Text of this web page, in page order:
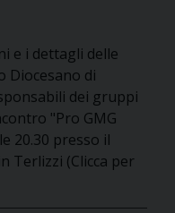
e i dettagli delle
Diocesano di
dei gruppi
"Pro GMG
20.30 presso il
Terlizzi (Clicca per